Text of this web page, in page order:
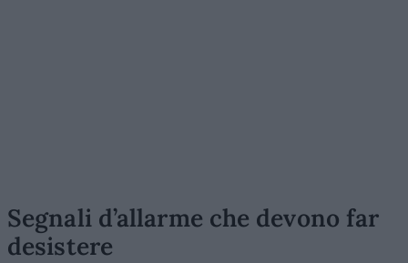
Segnali d’allarme che devono far
desistere